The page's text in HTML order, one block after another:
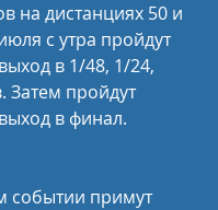
на дистанциях 50 и
с утра пройдут
в 1/48, 1/24,
Затем пройдут
в финал.
событии примут